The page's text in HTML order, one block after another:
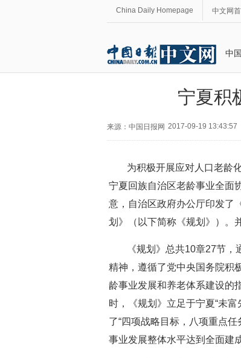
China Daily Homepage 中文网
中
宁夏积
来源：中国日报网 2017-09-19 13:43:57
为积极开展应对人口老龄
宁夏回族自治区老龄事业全面
意，自治区政府办公厅印发了
划》（以下简称《规划》）。
《规划》总共10章27节
精神，遵循了党中央国务院积
龄事业发展和养老体系建设的
时，《规划》立足于宁夏“未
了“四项战略目标，八项重点
事业发展整体水平达到全面建